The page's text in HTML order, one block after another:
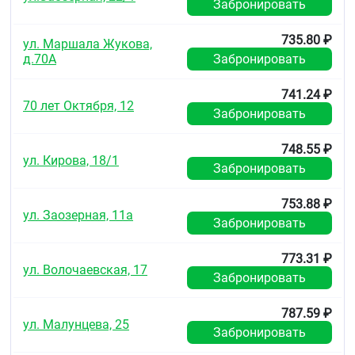
период вазомоторных клинических расстройств
Побочное действие
Очень редко: кожные аллергические реакции (зуд,
Очень редко: преходящие парестезии, как правило,
Передозировка
Случаи передозировки препарата не
В случае передозировки препарата проводить
Взаимодействие с другими лекарственными
Клинически значимых взаимодействий препарата
с другими лекарственными средствами не
Забронировать
ул. Маршала Жукова,
д.70А
735.80 ₽
Забронировать
70 лет Октября, 12
741.24 ₽
Забронировать
ул. Кирова, 18/1
748.55 ₽
Забронировать
ул. Заозерная, 11а
753.88 ₽
Забронировать
ул. Волочаевская, 17
773.31 ₽
Забронировать
ул. Малунцева, 25
787.59 ₽
Забронировать